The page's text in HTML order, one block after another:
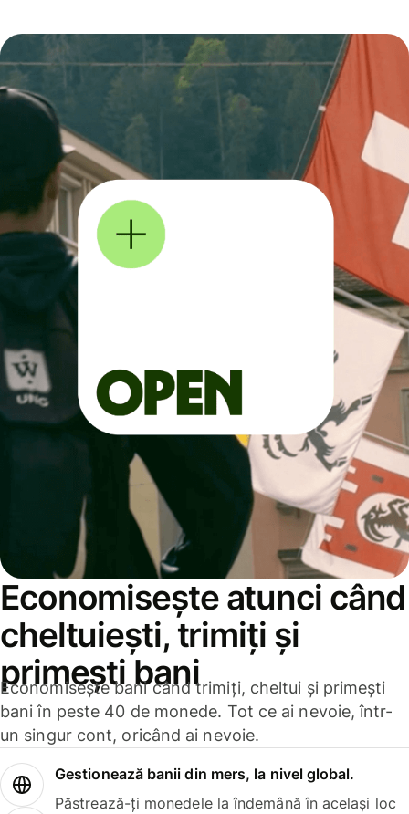
Economisește atunci când
cheltuiești, trimiți și
primești bani
Economisește bani când trimiți, cheltui și primești
bani în peste 40 de monede. Tot ce ai nevoie, într-
un singur cont, oricând ai nevoie.
Gestionează banii din mers, la nivel global.
Păstrează-ți monedele la îndemână în același loc